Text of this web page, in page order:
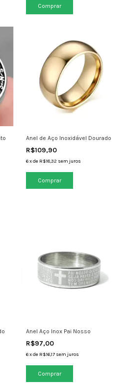
Comprar
Anel de Aço Inoxidável Dourado
R$109,90
6 xde R$18,32 sem juros
Comprar
Anel Aço Inox Pai Nosso
R$97,00
6 xde R$16,17 sem juros
Comprar